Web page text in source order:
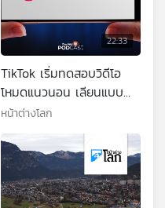
22:33
TikTok เริ่มทดสอบวิดีโอ
โหมดแนวนอน เลียนแบบ
YouTube
หน้าต่างโลก